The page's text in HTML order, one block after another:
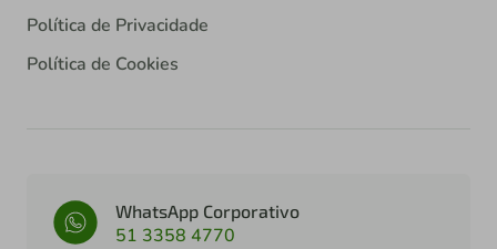
Política de Privacidade
Política de Cookies
WhatsApp Corporativo
51 3358 4770